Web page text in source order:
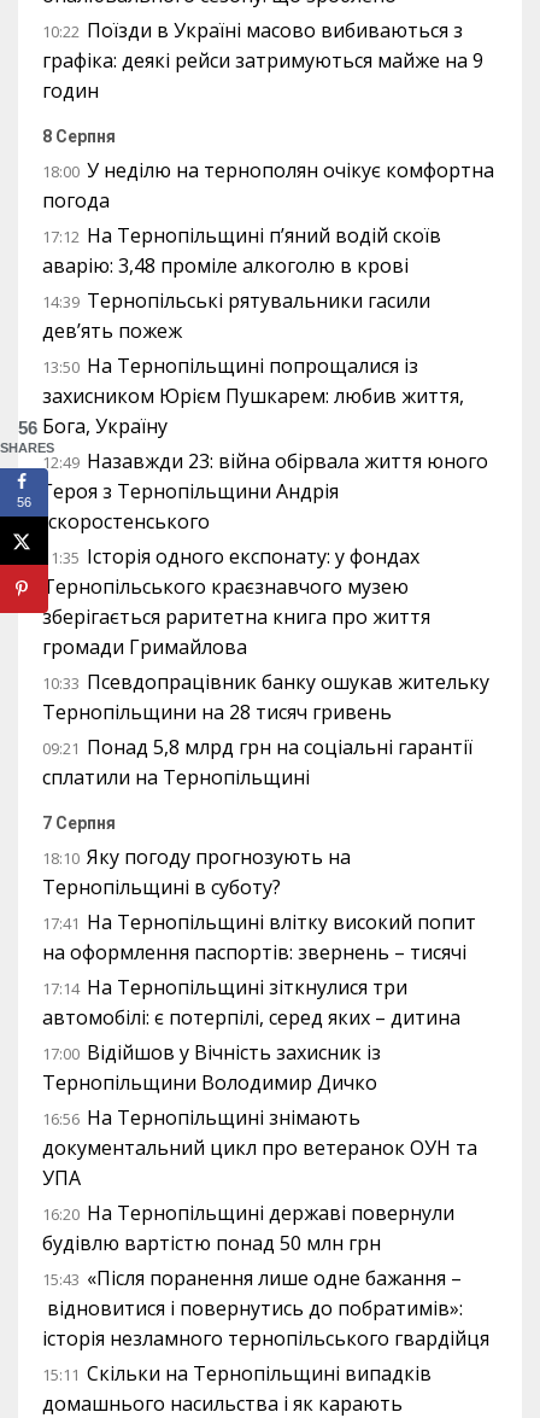
10:22 Поїзди в Україні масово вибиваються з
графіка: деякі рейси затримуються майже на 9
годин
8 Серпня
18:00 У неділю на тернополян очікує комфортна
погода
17:12 На Тернопільщині п’яний водій скоїв
аварію: 3,48 проміле алкоголю в крові
14:39 Тернопільські рятувальники гасили
дев’ять пожеж
13:50 На Тернопільщині попрощалися із
захисником Юрієм Пушкарем: любив життя,
Бога, Україну
12:49 Назавжди 23: війна обірвала життя юного
Героя з Тернопільщини Андрія
Іскоростенського
11:35 Історія одного експонату: у фондах
Тернопільського краєзнавчого музею
зберігається раритетна книга про життя
громади Гримайлова
10:33 Псевдопрацівник банку ошукав жительку
Тернопільщини на 28 тисяч гривень
09:21 Понад 5,8 млрд грн на соціальні гарантії
сплатили на Тернопільщині
7 Серпня
18:10 Яку погоду прогнозують на
Тернопільщині в суботу?
17:41 На Тернопільщині влітку високий попит
на оформлення паспортів: звернень – тисячі
17:14 На Тернопільщині зіткнулися три
автомобілі: є потерпілі, серед яких – дитина
17:00 Відійшов у Вічність захисник із
Тернопільщини Володимир Дичко
16:56 На Тернопільщині знімають
документальний цикл про ветеранок ОУН та
УПА
16:20 На Тернопільщині державі повернули
будівлю вартістю понад 50 млн грн
15:43 «Після поранення лише одне бажання –
відновитися і повернутись до побратимів»:
історія незламного тернопільського гвардійця
15:11 Скільки на Тернопільщині випадків
домашнього насильства і як карають
56
SHARES
56